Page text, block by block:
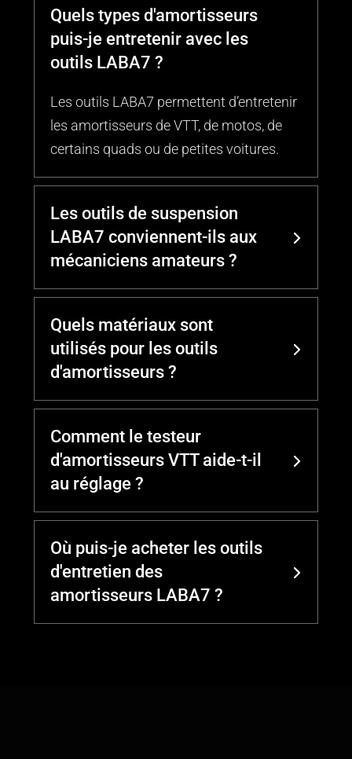
Quels types d'amortisseurs
puis-je entretenir avec les
outils LABA7 ?
Les outils LABA7 permettent d’entretenir
les amortisseurs de VTT, de motos, de
certains quads ou de petites voitures.
Les outils de suspension
LABA7 conviennent-ils aux
mécaniciens amateurs ?
Quels matériaux sont
utilisés pour les outils
d'amortisseurs ?
Comment le testeur
d'amortisseurs VTT aide-t-il
au réglage ?
Où puis-je acheter les outils
d'entretien des
amortisseurs LABA7 ?